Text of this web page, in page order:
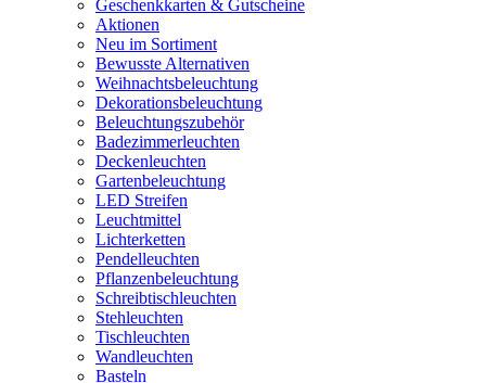
Geschenkkarten & Gutscheine
Aktionen
Neu im Sortiment
Bewusste Alternativen
Weihnachtsbeleuchtung
Dekorationsbeleuchtung
Beleuchtungszubehör
Badezimmerleuchten
Deckenleuchten
Gartenbeleuchtung
LED Streifen
Leuchtmittel
Lichterketten
Pendelleuchten
Pflanzenbeleuchtung
Schreibtischleuchten
Stehleuchten
Tischleuchten
Wandleuchten
Basteln